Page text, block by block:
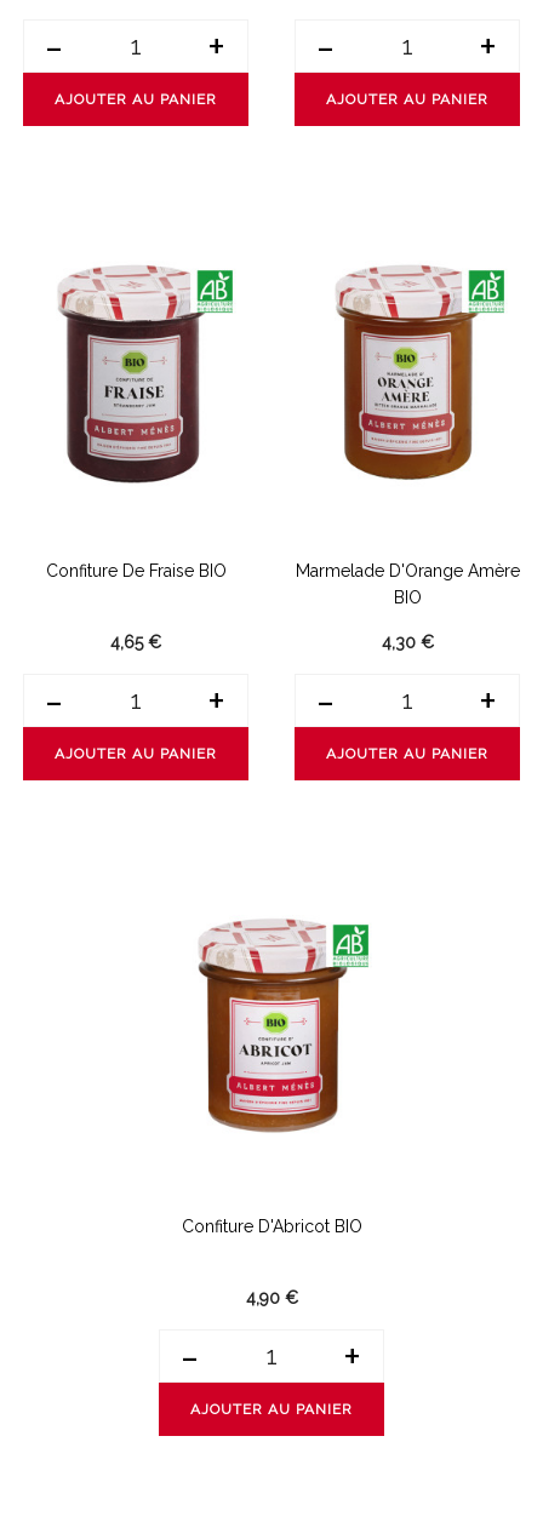
- +
AJOUTER AU PANIER
- +
AJOUTER AU PANIER
Confiture De Fraise BIO
4,65 €
- +
AJOUTER AU PANIER
Marmelade D'Orange Amère
BIO
4,30 €
- +
AJOUTER AU PANIER
Confiture D'Abricot BIO
4,90 €
- +
AJOUTER AU PANIER